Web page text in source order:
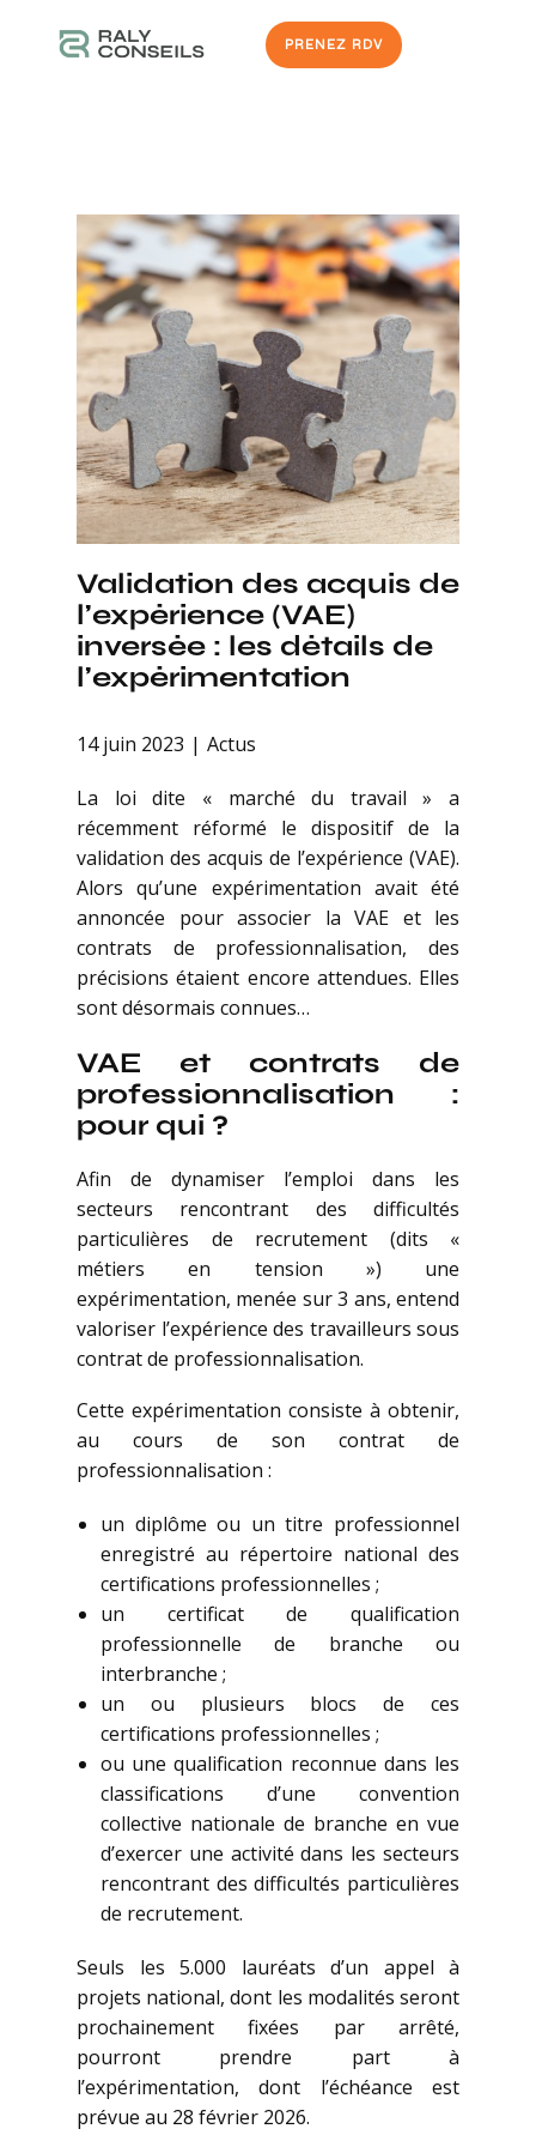
PRENEZ RDV
Validation des acquis de
l’expérience (VAE)
inversée : les détails de
l’expérimentation
14 juin 2023 Actus
La loi dite « marché du travail » a
récemment réformé le dispositif de la
validation des acquis de l’expérience (VAE).
Alors qu’une expérimentation avait été
annoncée pour associer la VAE et les
contrats de professionnalisation, des
précisions étaient encore attendues. Elles
sont désormais connues…
VAE et contrats de
professionnalisation :
pour qui ?
Afin de dynamiser l’emploi dans les
secteurs rencontrant des difficultés
particulières de recrutement (dits «
métiers en tension ») une
expérimentation, menée sur 3 ans, entend
valoriser l’expérience des travailleurs sous
contrat de professionnalisation.
Cette expérimentation consiste à obtenir,
au cours de son contrat de
professionnalisation :
un diplôme ou un titre professionnel
enregistré au répertoire national des
certifications professionnelles ;
un certificat de qualification
professionnelle de branche ou
interbranche ;
un ou plusieurs blocs de ces
certifications professionnelles ;
ou une qualification reconnue dans les
classifications d’une convention
collective nationale de branche en vue
d’exercer une activité dans les secteurs
rencontrant des difficultés particulières
de recrutement.
Seuls les 5.000 lauréats d’un appel à
projets national, dont les modalités seront
prochainement fixées par arrêté,
pourront prendre part à
l’expérimentation, dont l’échéance est
prévue au 28 février 2026.